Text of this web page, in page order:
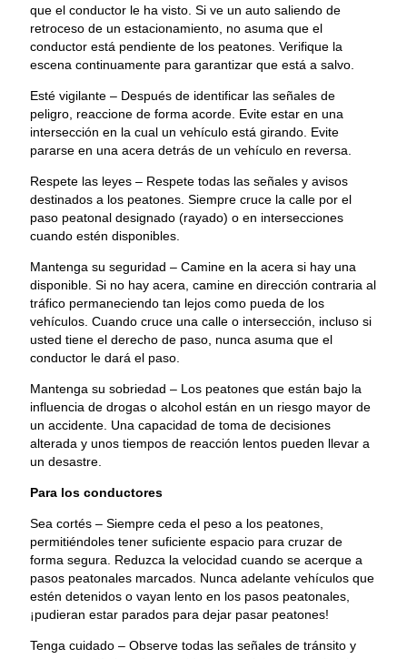
que el conductor le ha visto. Si ve un auto saliendo de
retroceso de un estacionamiento, no asuma que el
conductor está pendiente de los peatones. Verifique la
escena continuamente para garantizar que está a salvo.
Esté vigilante – Después de identificar las señales de
peligro, reaccione de forma acorde. Evite estar en una
intersección en la cual un vehículo está girando. Evite
pararse en una acera detrás de un vehículo en reversa.
Respete las leyes – Respete todas las señales y avisos
destinados a los peatones. Siempre cruce la calle por el
paso peatonal designado (rayado) o en intersecciones
cuando estén disponibles.
Mantenga su seguridad – Camine en la acera si hay una
disponible. Si no hay acera, camine en dirección contraria al
tráfico permaneciendo tan lejos como pueda de los
vehículos. Cuando cruce una calle o intersección, incluso si
usted tiene el derecho de paso, nunca asuma que el
conductor le dará el paso.
Mantenga su sobriedad – Los peatones que están bajo la
influencia de drogas o alcohol están en un riesgo mayor de
un accidente. Una capacidad de toma de decisiones
alterada y unos tiempos de reacción lentos pueden llevar a
un desastre.
Para los conductores
Sea cortés – Siempre ceda el peso a los peatones,
permitiéndoles tener suficiente espacio para cruzar de
forma segura. Reduzca la velocidad cuando se acerque a
pasos peatonales marcados. Nunca adelante vehículos que
estén detenidos o vayan lento en los pasos peatonales,
¡pudieran estar parados para dejar pasar peatones!
Tenga cuidado – Observe todas las señales de tránsito y